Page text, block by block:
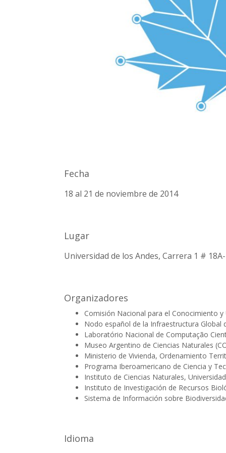
Fecha
18 al 21 de noviembre de 2014
Lugar
Universidad de los Andes, Carrera 1 #
Organizadores
Comisión Nacional para el Conocimiento
Nodo español de la Infraestructura
Laboratório Nacional de Computação
Museo Argentino de Ciencias Naturales
Ministerio de Vivienda, Ordenamiento
Programa Iberoamericano de Ciencia y
Instituto de Ciencias Naturales,
Instituto de Investigación de Recursos
Sistema de Información sobre
Idioma